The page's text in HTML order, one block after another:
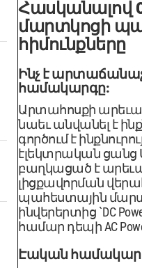
Հասկանալով
մարտկոցի
հիմունքները
Ինչ է
համակարգը:
Արտահոսքի
նաեւ անվանել է
գործում է
էլեկտրական ցանց
բաղկացած է
լիցքավորման
պահեստային
ինվերերտից `DC
համար դեպի AC
Էական